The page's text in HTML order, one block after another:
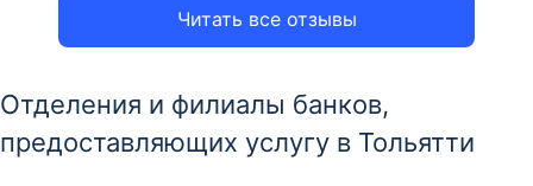
Читать все отзывы
Отделения и филиалы банков,
предоставляющих услугу в Тольятти